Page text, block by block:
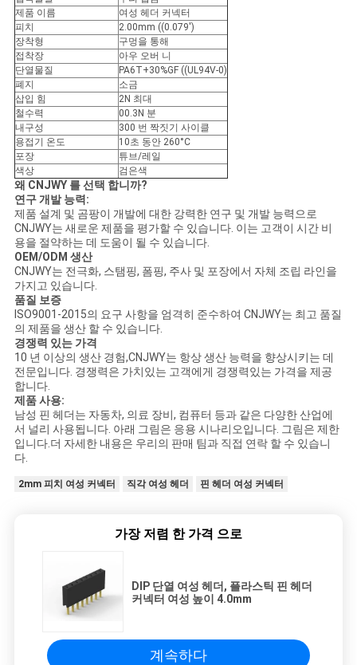
제품 이름
여성 헤더 커넥터
피치
2.00mm ((0.079')
장착형
구멍을 통해
접착장
아우 오버 니
단열물질
PA6T+30%GF ((UL94V-0)
폐지
소금
삽입 힘
2N 최대
철수력
00.3N 분
내구성
300 번 짝짓기 사이클
용접기 온도
10초 동안 260°C
포장
튜브/레일
색상
검은색
왜 CNJWY 를 선택 합니까?
연구 개발 능력:
제품 설계 및 곰팡이 개발에 대한 강력한 연구 및 개발 능력으로
CNJWY는 새로운 제품을 평가할 수 있습니다. 이는 고객이 시간 비
용을 절약하는 데 도움이 될 수 있습니다.
OEM/ODM 생산
CNJWY는 전극화, 스탬핑, 폼핑, 주사 및 포장에서 자체 조립 라인을
가지고 있습니다.
품질 보증
ISO9001-2015의 요구 사항을 엄격히 준수하여 CNJWY는 최고 품질
의 제품을 생산 할 수 있습니다.
경쟁력 있는 가격
10 년 이상의 생산 경험,CNJWY는 항상 생산 능력을 향상시키는 데
전문입니다. 경쟁력은 가치있는 고객에게 경쟁력있는 가격을 제공
합니다.
제품 사용:
남성 핀 헤더는 자동차, 의료 장비, 컴퓨터 등과 같은 다양한 산업에
서 널리 사용됩니다. 아래 그림은 응용 시나리오입니다. 그림은 제한
입니다.더 자세한 내용은 우리의 판매 팀과 직접 연락 할 수 있습니
다.
2mm 피치 여성 커넥터 직각 여성 헤더 핀 헤더 여성 커넥터
가장 저렴 한 가격 으로
DIP 단열 여성 헤더, 플라스틱 핀 헤더
커넥터 여성 높이 4.0mm
계속하다